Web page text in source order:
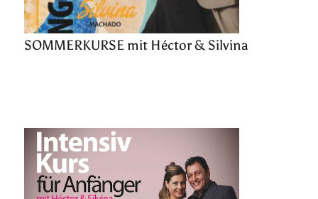
SOMMERKURSE mit Héctor & Silvina